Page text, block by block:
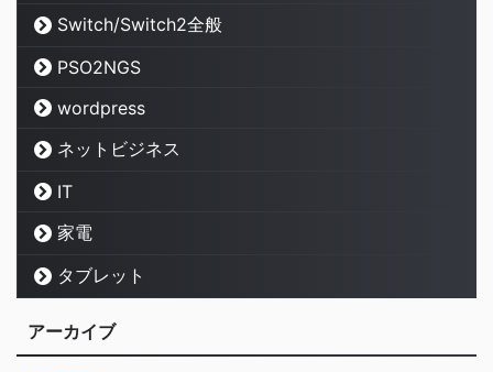
Switch/Switch2全般
PSO2NGS
wordpress
ネットビジネス
IT
家電
タブレット
アーカイブ